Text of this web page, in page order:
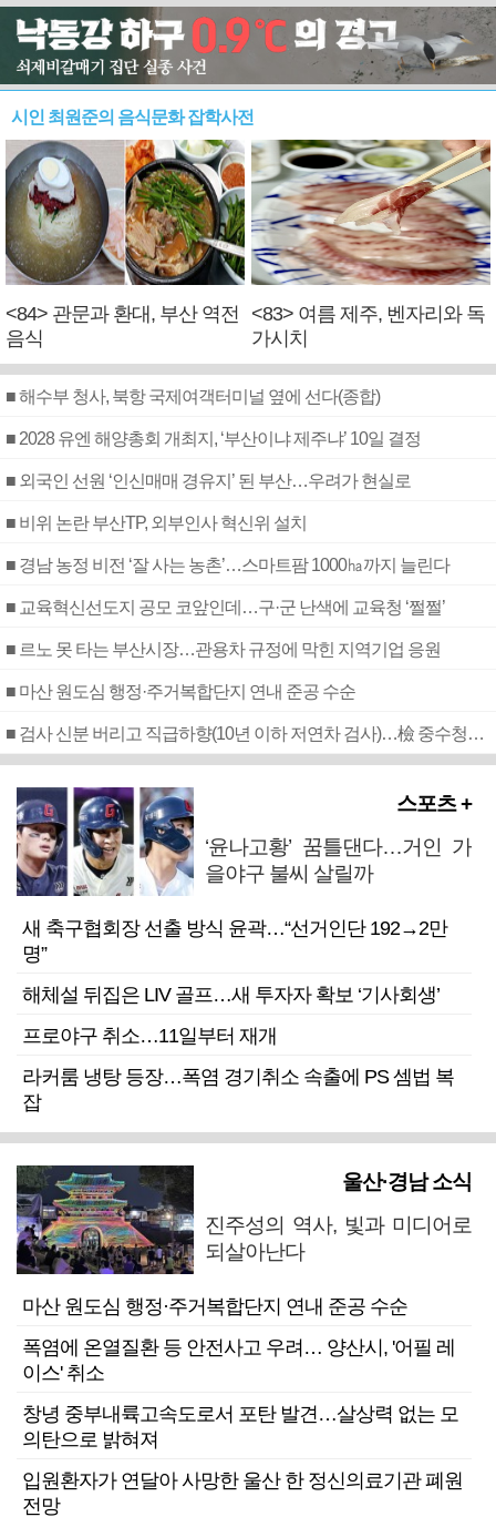
시인 최원준의 음식문화 잡학사전
<84> 관문과 환대, 부산 역전
음식
<83> 여름 제주, 벤자리와 독
가시치
■ 해수부 청사, 북항 국제여객터미널 옆에 선다(종합)
■ 2028 유엔 해양총회 개최지, ‘부산이냐 제주냐’ 10일 결정
■ 외국인 선원 ‘인신매매 경유지’ 된 부산…우려가 현실로
■ 비위 논란 부산TP, 외부인사 혁신위 설치
■ 경남 농정 비전 ‘잘 사는 농촌’…스마트팜 1000㏊까지 늘린다
■ 교육혁신선도지 공모 코앞인데…구·군 난색에 교육청 ‘쩔쩔’
■ 르노 못 타는 부산시장…관용차 규정에 막힌 지역기업 응원
■ 마산 원도심 행정·주거복합단지 연내 준공 수순
■ 검사 신분 버리고 직급하향(10년 이하 저연차 검사)…檢 중수청행 기피
스포츠 +
‘윤나고황’ 꿈틀댄다…거인 가
을야구 불씨 살릴까
새 축구협회장 선출 방식 윤곽…“선거인단 192→2만
명”
해체설 뒤집은 LIV 골프…새 투자자 확보 ‘기사회생’
프로야구 취소…11일부터 재개
라커룸 냉탕 등장…폭염 경기취소 속출에 PS 셈법 복
잡
울산·경남 소식
진주성의 역사, 빛과 미디어로
되살아난다
마산 원도심 행정·주거복합단지 연내 준공 수순
폭염에 온열질환 등 안전사고 우려… 양산시, '어필 레
이스' 취소
창녕 중부내륙고속도로서 포탄 발견…살상력 없는 모
의탄으로 밝혀져
입원환자가 연달아 사망한 울산 한 정신의료기관 폐원
전망